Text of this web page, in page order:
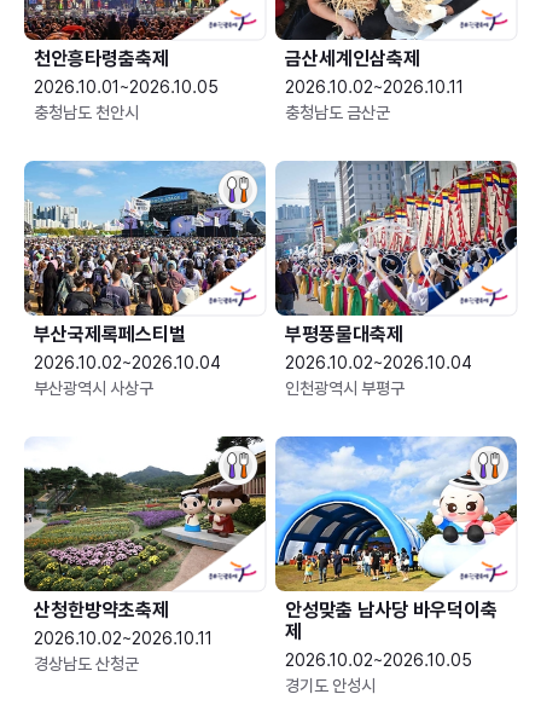
천안흥타령춤축제
2026.10.01~2026.10.05
충청남도 천안시
금산세계인삼축제
2026.10.02~2026.10.11
충청남도 금산군
부산국제록페스티벌
2026.10.02~2026.10.04
부산광역시 사상구
부평풍물대축제
2026.10.02~2026.10.04
인천광역시 부평구
산청한방약초축제
2026.10.02~2026.10.11
경상남도 산청군
안성맞춤 남사당 바우덕이축
제
2026.10.02~2026.10.05
경기도 안성시